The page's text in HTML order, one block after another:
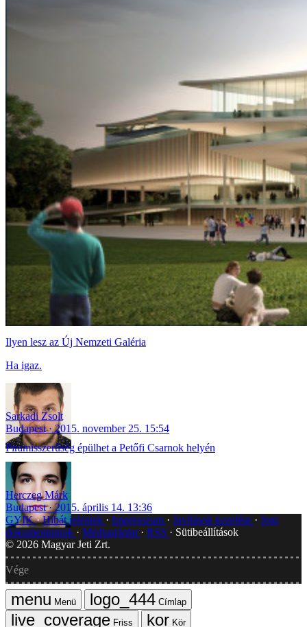
Ilyen lesz az Új Nemzeti Galéria
Ha igaz.
Sarkadi Zsolt
Budapest
2015. november 25. 15:54
Piramisszerűség épülhet a Petőfi Csarnok helyén
Herczeg Márk
Budapest
2015. április 14. 13:36
GYIK Hibát jelentek Impresszum Javítások kezelése
Jogi
dokumentumok
Médiaajánlat RSS
Sütibeállítások
© 2026 Magyar Jeti Zrt.
Vége
Menü
Címlap
Friss
Kör